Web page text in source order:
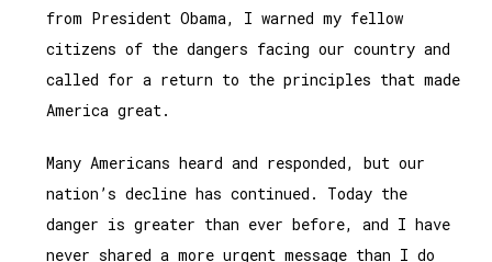
from President Obama, I warned my fellow
citizens of the dangers facing our country and
called for a return to the principles that made
America great.
Many Americans heard and responded, but our
nation’s decline has continued. Today the
danger is greater than ever before, and I have
never shared a more urgent message than I do